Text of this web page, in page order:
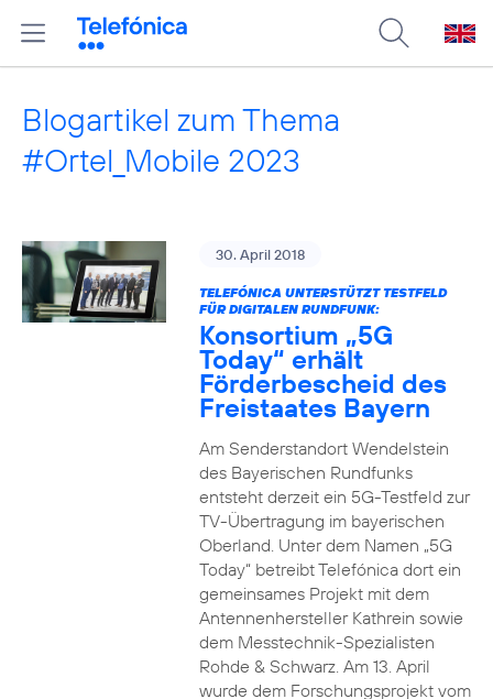
Blogartikel zum Thema
#Ortel_Mobile 2023
30. April 2018
TELEFÓNICA UNTERSTÜTZT TESTFELD
FÜR DIGITALEN RUNDFUNK:
Konsortium „5G
Today“ erhält
Förderbescheid des
Freistaates Bayern
Am Senderstandort Wendelstein
des Bayerischen Rundfunks
entsteht derzeit ein 5G-Testfeld zur
TV-Übertragung im bayerischen
Oberland. Unter dem Namen „5G
Today“ betreibt Telefónica dort ein
gemeinsames Projekt mit dem
Antennenhersteller Kathrein sowie
dem Messtechnik-Spezialisten
Rohde & Schwarz. Am 13. April
wurde dem Forschungsprojekt vom